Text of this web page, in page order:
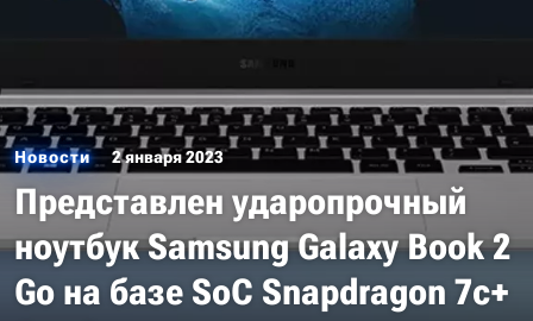
Новости 2 января 2023
Представлен ударопрочный
ноутбук Samsung Galaxy Book 2
Go на базе SoC Snapdragon 7c+